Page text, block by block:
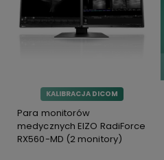
KALIBRACJA DICOM
Para monitorów
medycznych EIZO RadiForce
RX560-MD (2 monitory)